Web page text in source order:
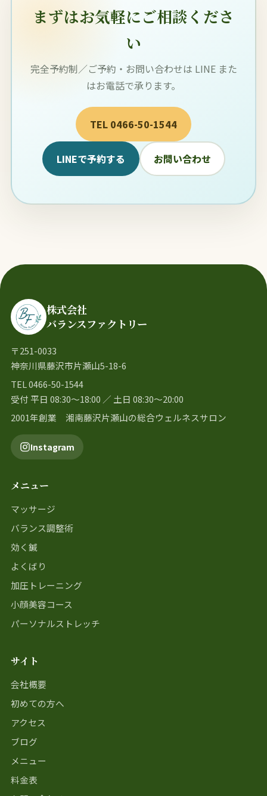
まずはお気軽にご相談くださ
い
完全予約制／ご予約・お問い合わせは LINE また
はお電話で承ります。
TEL 0466-50-1544
LINEで予約する お問い合わせ
株式会社
バランスファクトリー
〒251-0033
神奈川県藤沢市片瀬山5-18-6
TEL 0466-50-1544
受付 平日 08:30〜18:00 ／ 土日 08:30〜20:00
2001年創業 湘南藤沢片瀬山の総合ウェルネスサロン
Instagram
メニュー
マッサージ
バランス調整術
効く鍼
よくばり
加圧トレーニング
小顔美容コース
パーソナルストレッチ
サイト
会社概要
初めての方へ
アクセス
ブログ
メニュー
料金表